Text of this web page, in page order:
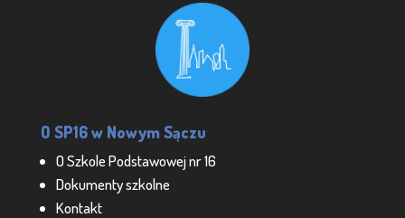
O SP16 w Nowym Sączu
O Szkole Podstawowej nr 16
Dokumenty szkolne
Kontakt